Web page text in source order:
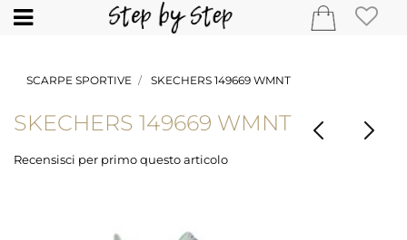
Open
SCARPE SPORTIVE SKECHERS 149669 WMNT
SKECHERS 149669 WMNT
Recensisci per primo questo articolo